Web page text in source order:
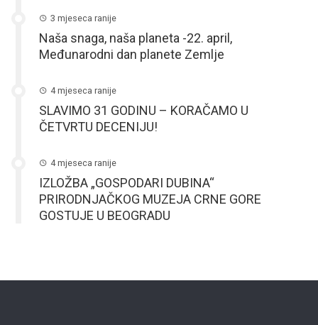
3 mjeseca ranije
Naša snaga, naša planeta -22. april,
Međunarodni dan planete Zemlje
4 mjeseca ranije
SLAVIMO 31 GODINU – KORAČAMO U
ČETVRTU DECENIJU!
4 mjeseca ranije
IZLOŽBA „GOSPODARI DUBINA“
PRIRODNJAČKOG MUZEJA CRNE GORE
GOSTUJE U BEOGRADU